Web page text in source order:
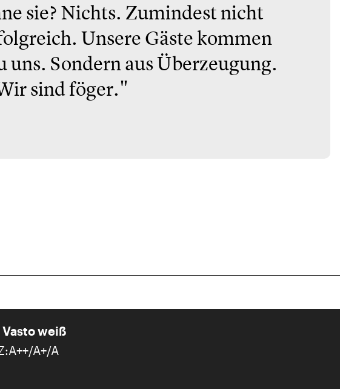
sie? Nichts. Zumindest nicht
Unsere Gäste kommen
uns. Sondern aus Überzeugung.
sind föger."
weiß
A+/A